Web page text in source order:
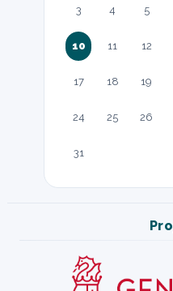
3 4 5
10 11 12
17 18 19
24 25 26
31